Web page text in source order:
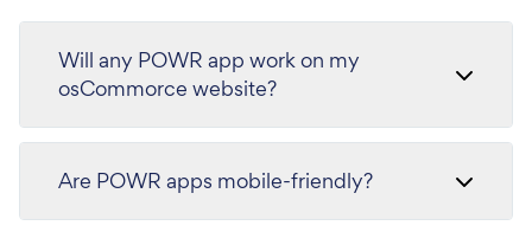
Will any POWR app work on my
osCommorce website?
Are POWR apps mobile-friendly?